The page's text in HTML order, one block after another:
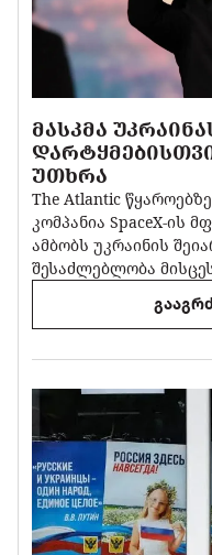
ᲛᲐᲡᲙᲛᲐ
ᲣᲗᲮᲠᲐ
The Atlantic
კომპანია SpaceX-ის
ამბობს უკრაინის
შესაძლებლობა